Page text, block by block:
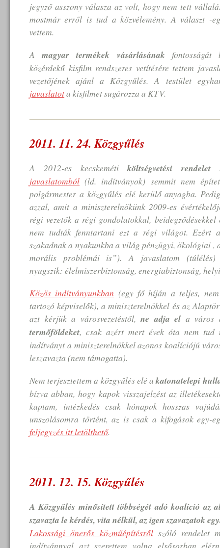
jegyző asszony válasza az volt, hogy nem tett
mostmár erről is tud a közvélemény. A választ -
vettem.
Amagyar termékek vásárlásánakfontosságát
közérdekű kisfilm rendszeres vetítésére tettem
vezetőjének ajánl a Közgyűlés. A testület
javaslatota kisfilmet sugározza a KTV.
2011. 11. 24. Közgyűlés
A 2012-es kecskemétiköltségvetési rendelet
javaslatomból (ld. indítványok) semmit nem
polgármester a közgyűlés elé kerülő anyagba.
azzal, amit a miniszterelnökünk 2009-es
régi vezetők a régi gondolatokkal, beidegződésekkel
nem tudták fenntartani ezt a régi világot. Ezért
szakadnak a nyakunkba a világ pénzügyi, ökológiai ,
morális problémái is”). A javaslatom (túlélés)
nyugszik: élelmiszerbiztonság, energiabiztonság,
Közös indítványunkban (egy fő híján a teljes,
tartozó képviselők), a miniszterelnökkel és az
azt kérjük a városvezetéstől,ne adja el a város
termőföldeket, csak azért mert évek óta nem tud
indítványt a miniszterelnökkel azonos koalíciójú
leszavazta (nem támogatta).
Nem terjesztettem a közgyűlés elé akatonatelepi
bízva abban, hogy kapok visszajelzést az
kaptam, intézkedés csak hónapok hosszas
unszolásomra történt, az is csak a kifogások egy-
feljegyzés itt letölthető.
2011. 12. 15. Közgyűlés
A Közgyűlés minősített többségét adó koalíció az
szavazta le kérdés, vita nélkül, azigenszavazatok
Lakossági önerős közműépítésrőlszóló rendelet
indítvánnyal azt szerettem volna elsősorban